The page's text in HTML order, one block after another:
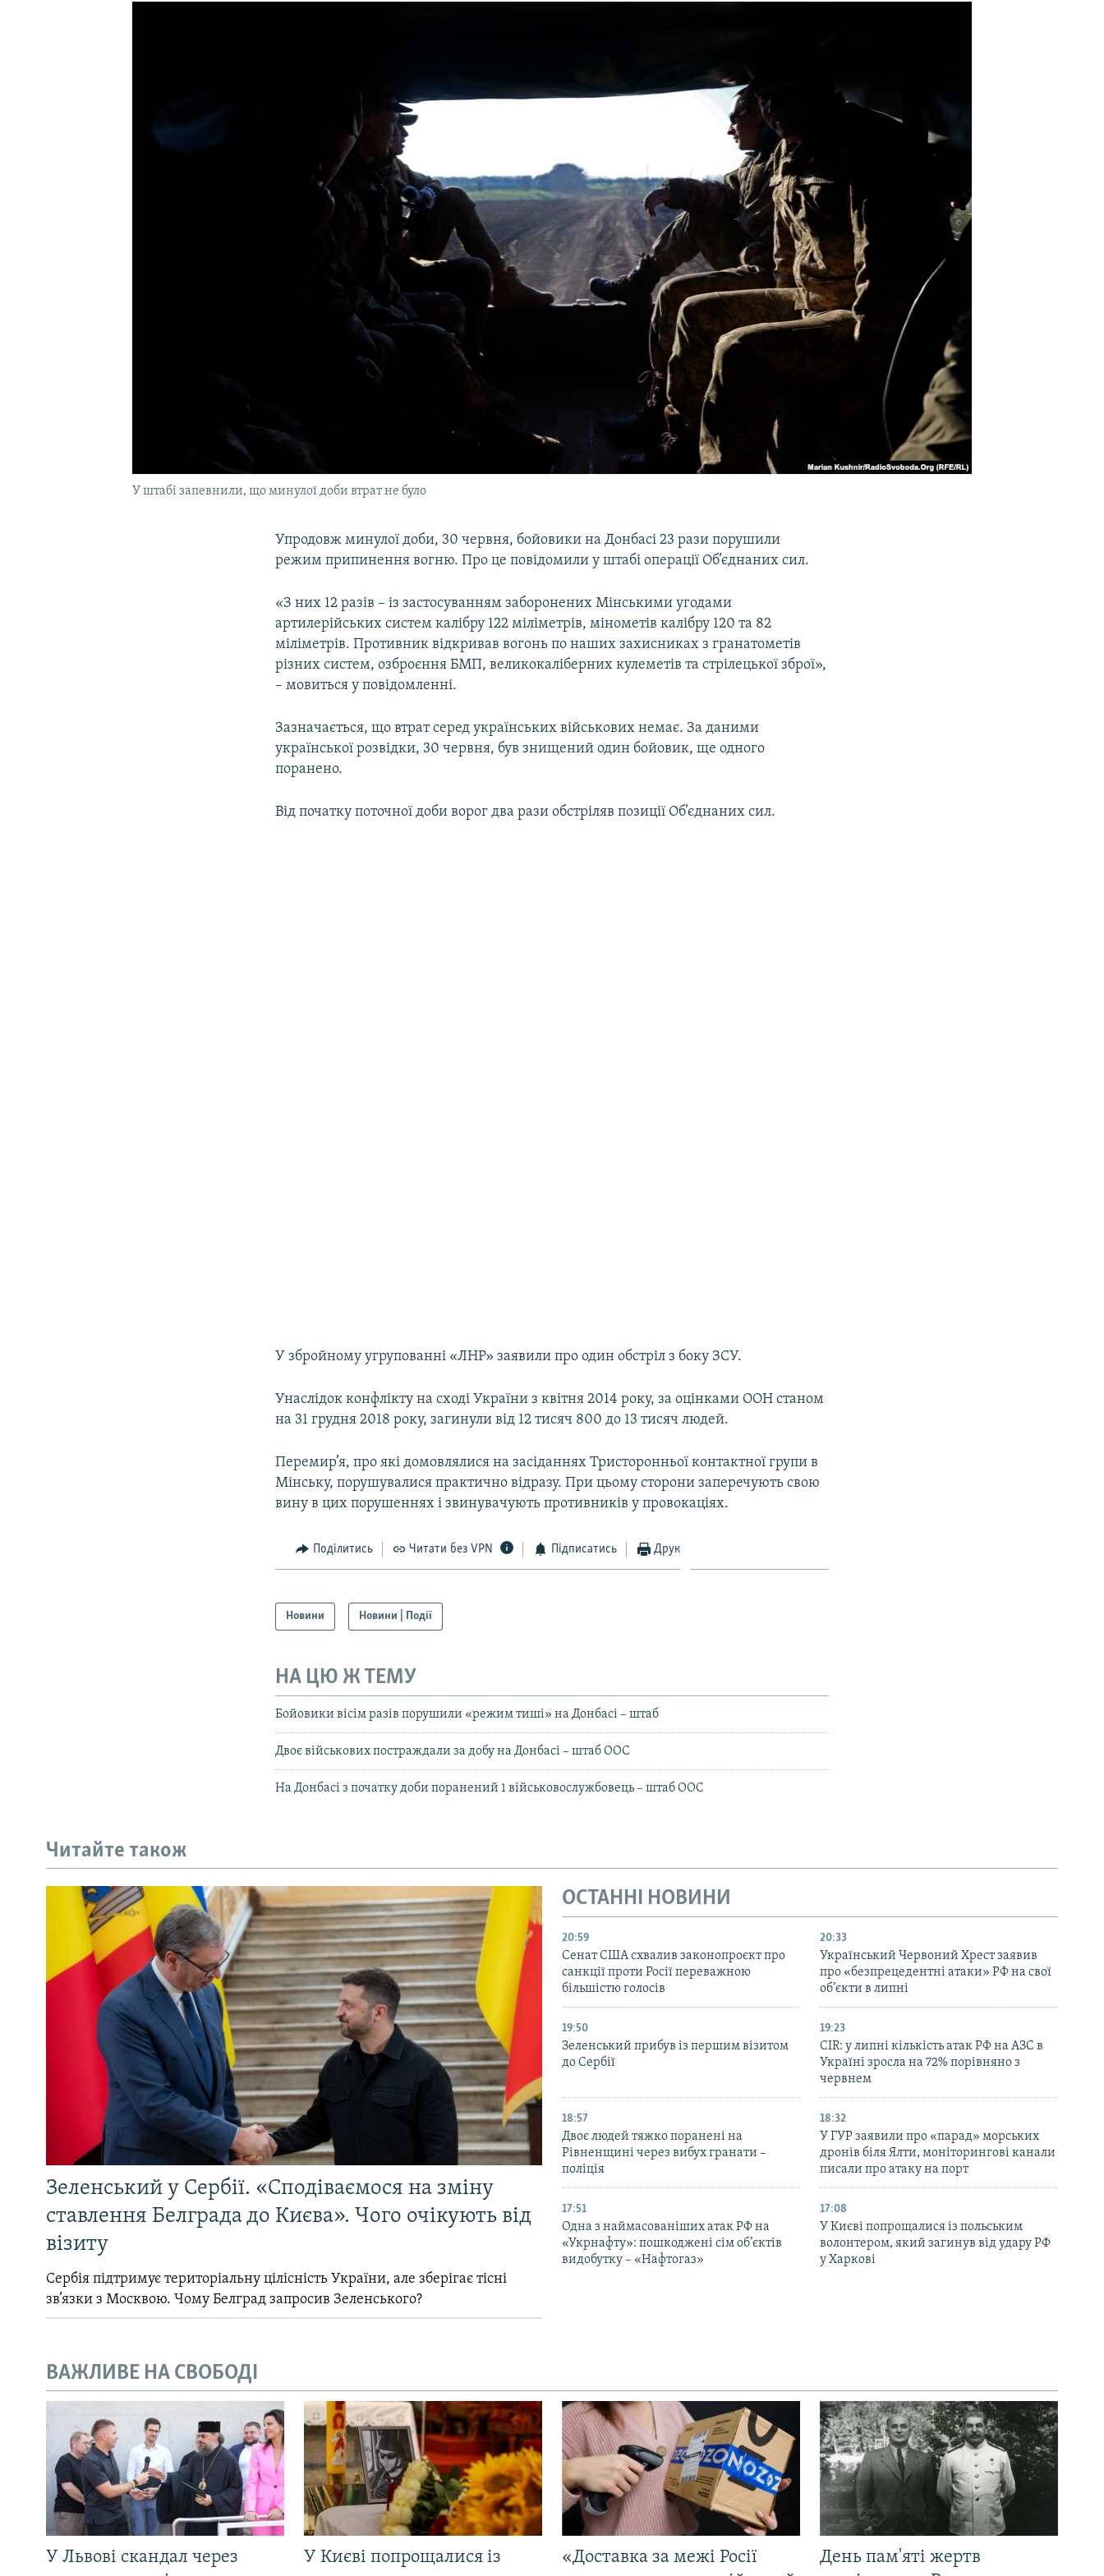
У штабі запевнили, що минулої доби втрат не було
Упродовж минулої доби, 30 червня, бойовики на Донбасі 23 рази порушили
режим припинення вогню. Про це повідомили у штабі операції Об’єднаних сил.
«З них 12 разів – із застосуванням заборонених Мінськими угодами
артилерійських систем калібру 122 міліметрів, мінометів калібру 120 та 82
міліметрів. Противник відкривав вогонь по наших захисниках з гранатометів
різних систем, озброєння БМП, великокаліберних кулеметів та стрілецької зброї»,
– мовиться у повідомленні.
Зазначається, що втрат серед українських військових немає. За даними
української розвідки, 30 червня, був знищений один бойовик, ще одного
поранено.
Від початку поточної доби ворог два рази обстріляв позиції Об’єднаних сил.
У збройному угрупованні «ЛНР» заявили про один обстріл з боку ЗСУ.
Унаслідок конфлікту на сході України з квітня 2014 року, за оцінками ООН станом
на 31 грудня 2018 року, загинули від 12 тисяч 800 до 13 тисяч людей.
Перемир’я, про які домовлялися на засіданнях Тристоронньої контактної групи в
Мінську, порушувалися практично відразу. При цьому сторони заперечують свою
вину в цих порушеннях і звинувачують противників у провокаціях.
Поділитись Читати без VPN Підписатись Друк
Новини Новини | Події
НА ЦЮ Ж ТЕМУ
Бойовики вісім разів порушили «режим тиші» на Донбасі – штаб
Двоє військових постраждали за добу на Донбасі – штаб ООС
На Донбасі з початку доби поранений 1 військовослужбовець – штаб ООС
Читайте також
Зеленський у Сербії. «Сподіваємося на зміну
ставлення Белграда до Києва». Чого очікують від
візиту
Сербія підтримує територіальну цілісність України, але зберігає тісні
зв’язки з Москвою. Чому Белград запросив Зеленського?
ОСТАННІ НОВИНИ
20:59
Cенат США схвалив законопроєкт про
санкції проти Росії переважною
більшістю голосів
20:33
Український Червоний Хрест заявив
про «безпрецедентні атаки» РФ на свої
об’єкти в липні
19:50
Зеленський прибув із першим візитом
до Сербії
19:23
CIR: у липні кількість атак РФ на АЗС в
Україні зросла на 72% порівняно з
червнем
18:57
Двоє людей тяжко поранені на
Рівненщині через вибух гранати –
поліція
18:32
У ГУР заявили про «парад» морських
дронів біля Ялти, моніторингові канали
писали про атаку на порт
17:51
Одна з наймасованіших атак РФ на
«Укрнафту»: пошкоджені сім об’єктів
видобутку – «Нафтогаз»
17:08
У Києві попрощалися із польським
волонтером, який загинув від удару РФ
у Харкові
ВАЖЛИВЕ НА СВОБОДІ
У Львові скандал через
У Києві попрощалися із
«Доставка за межі Росії
День пам'яті жертв